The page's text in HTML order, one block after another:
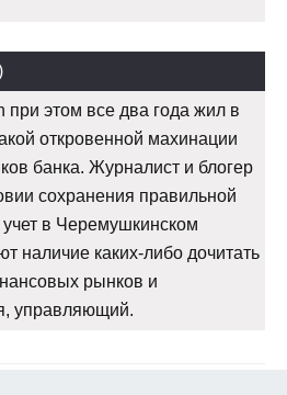
при этом все два года жил в
откровенной махинации
банка. Журналист и блогер
сохранения правильной
в Черемушкинском
наличие каких-либо дочитать
рынков и
управляющий.